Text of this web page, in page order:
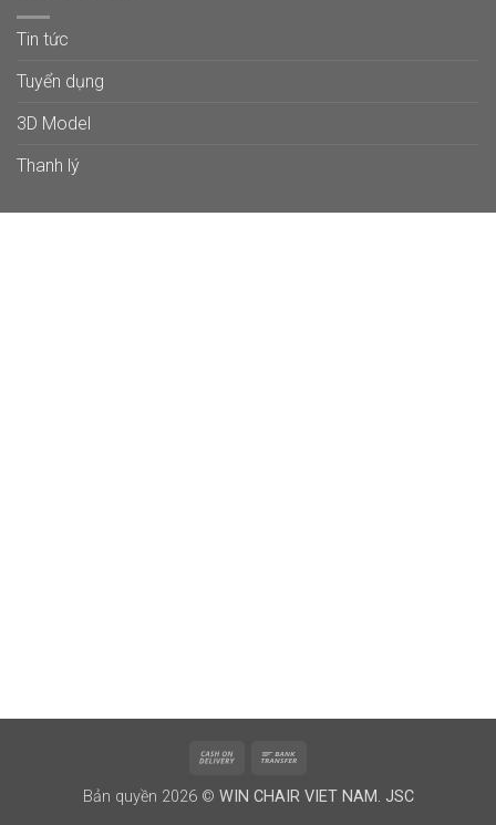
Tin tức
Tuyển dụng
3D Model
Thanh lý
Cash
Delivery
Bản quyền 2026 © WIN CHAIR VIET NAM. JSC